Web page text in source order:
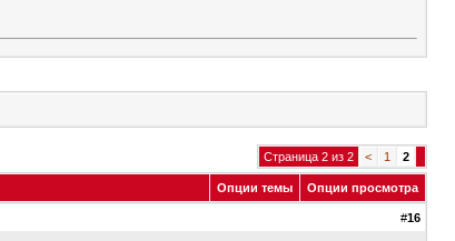
Страница 2 из 2 < 1 2
Опции темы Опции просмотра
#16